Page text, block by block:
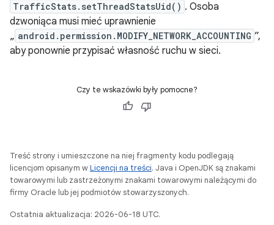
TrafficStats.setThreadStatsUid() . Osoba
dzwoniąca musi mieć uprawnienie
„ android.permission.MODIFY_NETWORK_ACCOUNTING ”,
aby ponownie przypisać własność ruchu w sieci.
Czy te wskazówki były pomocne?
Treść strony i umieszczone na niej fragmenty kodu podlegają
licencjom opisanym wLicencji na treści. Java i OpenJDK są znakami
towarowymi lub zastrzeżonymi znakami towarowymi należącymi do
firmy Oracle lub jej podmiotów stowarzyszonych.
Ostatnia aktualizacja: 2026-06-18 UTC.